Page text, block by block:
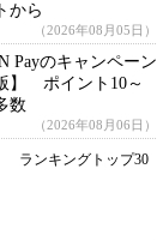
から
（2026年08月05日）
Payのキャンペーン
】 ポイント10～
数
（2026年08月06日）
ランキングトップ30